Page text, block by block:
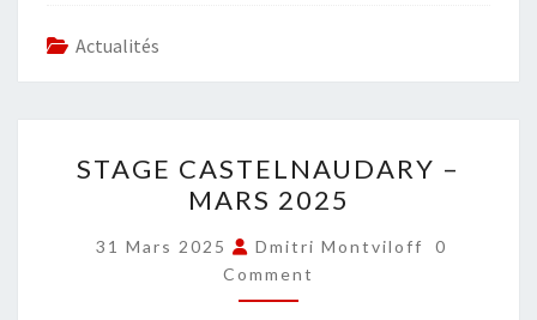
Actualités
CASTELNAUDARY
MARS
2025
STAGE CASTELNAUDARY –
MARS 2025
31 Mars 2025 Dmitri Montviloff
0
Comment